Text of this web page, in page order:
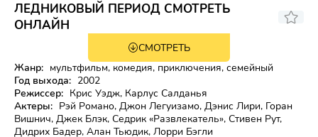
ЛЕДНИКОВЫЙ ПЕРИОД СМОТРЕТЬ
ОНЛАЙН
7.5
СМОТРЕТЬ
Жанр: мультфильм, комедия, приключения, семейный
Год выхода: 2002
Режиссер: Крис Уэдж, Карлус Салданья
Актеры: Рэй Романо, Джон Легуизамо, Дэнис Лири, Горан
Вишнич, Джек Блэк, Седрик «Развлекатель», Стивен Рут,
Дидрих Бадер, Алан Тьюдик, Лорри Бэгли